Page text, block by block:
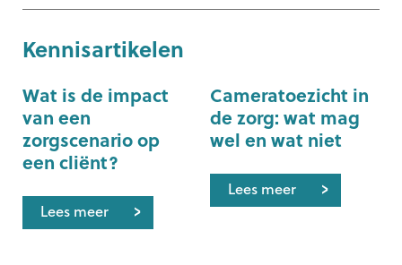
Kennisartikelen
Wat is de impact
van een
zorgscenario op
een cliënt?
Lees meer
Cameratoezicht in
de zorg: wat mag
wel en wat niet
Lees meer